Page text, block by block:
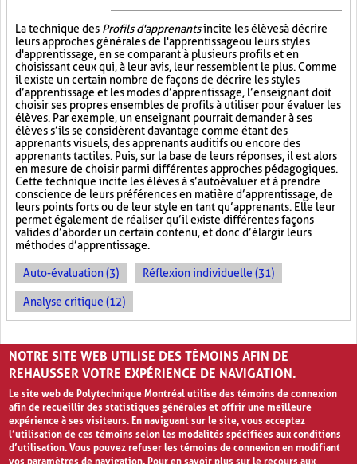
La technique des Profils d'apprenantsincite les élèves à décrire
leurs approches générales de l'apprentissage ou leurs styles
d'apprentissage, en se comparant à plusieurs profils et en
choisissant ceux qui, à leur avis, leur ressemblent le plus. Comme
il existe un certain nombre de façons de décrire les styles
d’apprentissage et les modes d’apprentissage, l’enseignant doit
choisir ses propres ensembles de profils à utiliser pour évaluer les
élèves. Par exemple, un enseignant pourrait demander à ses
élèves s’ils se considèrent davantage comme étant des
apprenants visuels, des apprenants auditifs ou encore des
apprenants tactiles. Puis, sur la base de leurs réponses, il est alors
en mesure de choisir parmi différentes approches pédagogiques.
Cette technique incite les élèves à s’autoévaluer et à prendre
conscience de leurs préférences en matière d’apprentissage, de
leurs points forts ou de leur style en tant qu’apprenants. Elle leur
permet également de réaliser qu’il existe différentes façons
valides d’aborder un certain contenu, et donc d’élargir leurs
méthodes d’apprentissage.
Auto-évaluation (3) Réflexion individuelle (31)
Analyse critique (12)
PAGES
« ‹ 1 2 3
NOTRE SITE WEB UTILISE DES TÉMOINS AFIN DE
REHAUSSER VOTRE EXPÉRIENCE DE NAVIGATION.
Le site web de Polytechnique Montréal utilise des témoins de connexion
afin de recueillir des statistiques générales et offrir une meilleure
expérience à ses visiteurs. En naviguant sur le site, vous acceptez
l’utilisation de ces témoins selon les modalités spécifiées aux conditions
d’utilisation. Vous pouvez refuser les témoins de connexion en modifiant
vos paramètres de navigation. Pour en savoir plus sur le recours aux